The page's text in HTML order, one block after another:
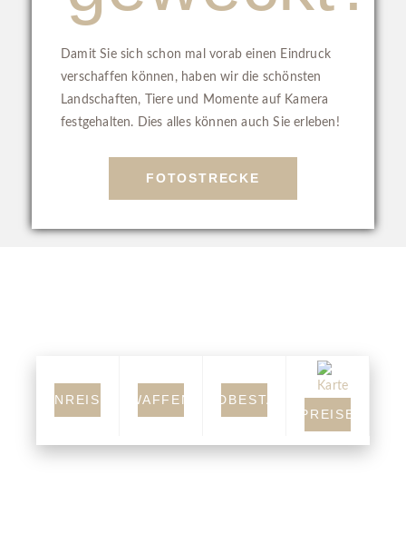
Damit Sie sich schon mal vorab einen Eindruck
verschaffen können, haben wir die schönsten
Landschaften, Tiere und Momente auf Kamera
festgehalten. Dies alles können auch Sie erleben!
FOTOSTRECKE
ANREISE WAFFEN
WILDBESTAND
PREISE